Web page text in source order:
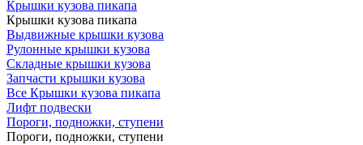
Крышки кузова пикапа
Крышки кузова пикапа
Выдвижные крышки кузова
Рулонные крышки кузова
Складные крышки кузова
Запчасти крышки кузова
Все Крышки кузова пикапа
Лифт подвески
Пороги, подножки, ступени
Пороги, подножки, ступени